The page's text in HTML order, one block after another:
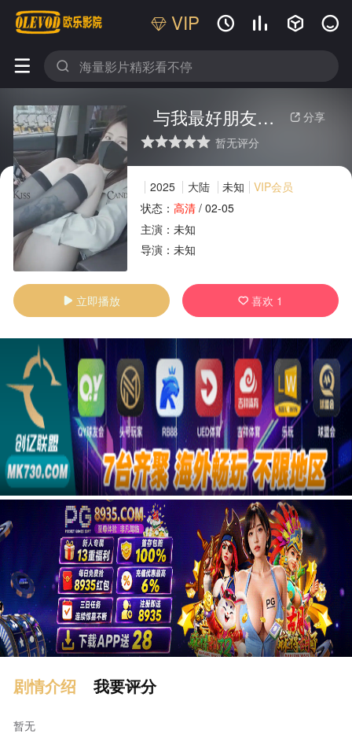
VIP    
 
 分享
与我最好朋友的丈夫的秘密约会
很差 还行推荐力荐 暂无评分
2025 大陆 未知
VIP会员
状态： 高清/ 02-05
主演： 未知
导演： 未知
 立即播放  喜欢 1
广告
剧情介绍 我要评分
暂无